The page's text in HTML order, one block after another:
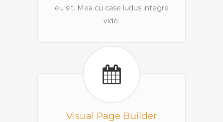
eu sit. Mea cu case ludus integre
vide.
Visual Page Builder